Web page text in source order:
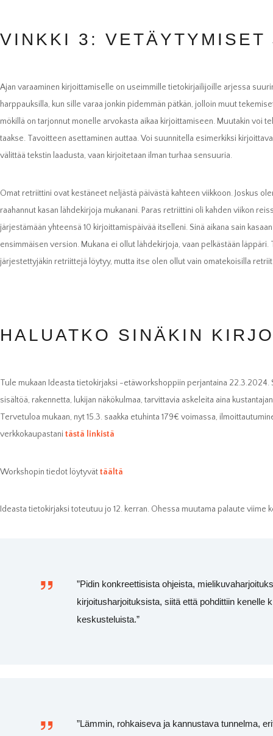
VINKKI 3: VETÄYTYMISET
Ajan varaaminen kirjoittamiselle on useimmille tietokirjailijoille arjessa
harppauksilla, kun sille varaa jonkin pidemmän pätkän, jolloin muut
mökillä on tarjonnut monelle arvokasta aikaa kirjoittamiseen. Muutakin voi
taakse. Tavoitteen asettaminen auttaa. Voi suunnitella esimerkiksi
välittää tekstin laadusta, vaan kirjoitetaan ilman turhaa sensuuria.
Omat retriittini ovat kestäneet neljästä päivästä kahteen viikkoon. Joskus
raahannut kasan lähdekirjoja mukanani. Paras retriittini oli kahden viikon
järjestämään yhteensä 10 kirjoittamispäivää itselleni. Sinä aikana sain
ensimmäisen version. Mukana ei ollut lähdekirjoja, vaan pelkästään läppäri.
järjestettyjäkin retriittejä löytyy, mutta itse olen ollut vain omatekoisilla
HALUATKO SINÄKIN
Tule mukaan Ideasta tietokirjaksi -etäworkshoppiin perjantaina 22.3.2024.
sisältöä, rakennetta, lukijan näkökulmaa, tarvittavia askeleita aina
Tervetuloa mukaan, nyt 15.3. saakka etuhinta 179€ voimassa,
verkkokaupastani tästä linkistä
Workshopin tiedot löytyvättäältä
Ideasta tietokirjaksi toteutuu jo 12. kerran. Ohessa muutama palaute viime
”Pidin konkreettisista ohjeista,
kirjoitusharjoituksista, siitä että pohdittiin kenelle
keskusteluista.”
”Lämmin, rohkaiseva ja kannustava tunnelma,
Välttämättömät
Nämä evästeet
valinnaisia. Niitä
Tilastot
Voidaksemme
käytetään.